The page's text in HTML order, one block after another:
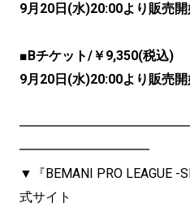
9月20日(水)20:00より販売
■Bチケット/￥9,350(税込)
9月20日(水)20:00より販売
━━━━━━━━━━
▼『BEMANI PRO LEAGUE -
式サイト